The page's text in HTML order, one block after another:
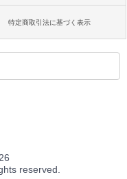
特定商取引法に基づく表示
reserved.